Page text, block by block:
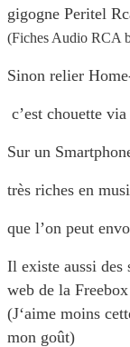
gigogne Peritel
(Fiches Audio RCA
Sinon relier
c’est chouette
Sur un
très riches en
que l’on peut
Il existe aussi des
web de la Freebox
(J‘aime moins
mon goût)